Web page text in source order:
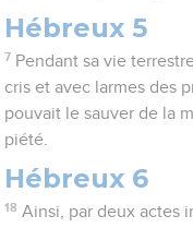
Hébreux 5
7 Pendant sa vie
cris et avec larmes des
pouvait le sauver de la
piété.
Hébreux 6
18 Ainsi, par deux actes